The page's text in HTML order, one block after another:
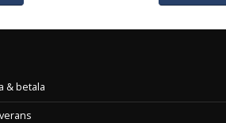
& betala